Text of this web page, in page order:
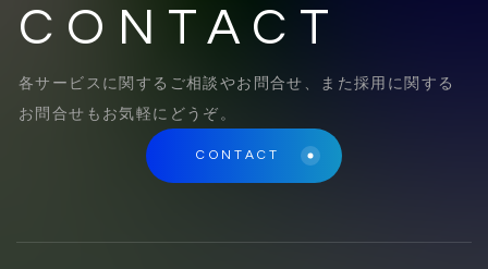
CONTACT
各サービスに関するご相談やお問合せ、また採用に関する
お問合せもお気軽にどうぞ。
CONTACT